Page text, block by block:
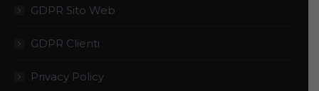
GDPR Sito Web
GDPR Clienti
Privacy Policy